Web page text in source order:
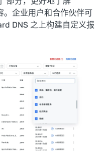
。企业用户和合作伙伴可
DNS 之上构建自定义报